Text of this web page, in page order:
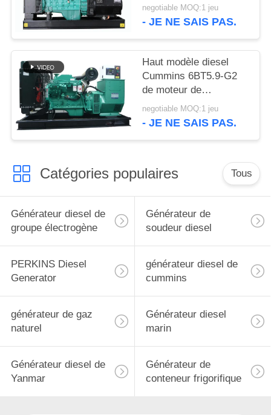
générateur de 1250kva
Cummins avec
negotiable MOQ:1 jeu
- JE NE SAIS PAS.
Haut modèle diesel
Cummins 6BT5.9-G2
de moteur de
générateur de la
performance 50kw
negotiable MOQ:1 jeu
- JE NE SAIS PAS.
Catégories populaires Tous
Générateur diesel de
groupe électrogène
Générateur de
soudeur diesel
PERKINS Diesel
Generator
générateur diesel de
cummins
générateur de gaz
naturel
Générateur diesel
marin
Générateur diesel de
Yanmar
Générateur de
conteneur frigorifique